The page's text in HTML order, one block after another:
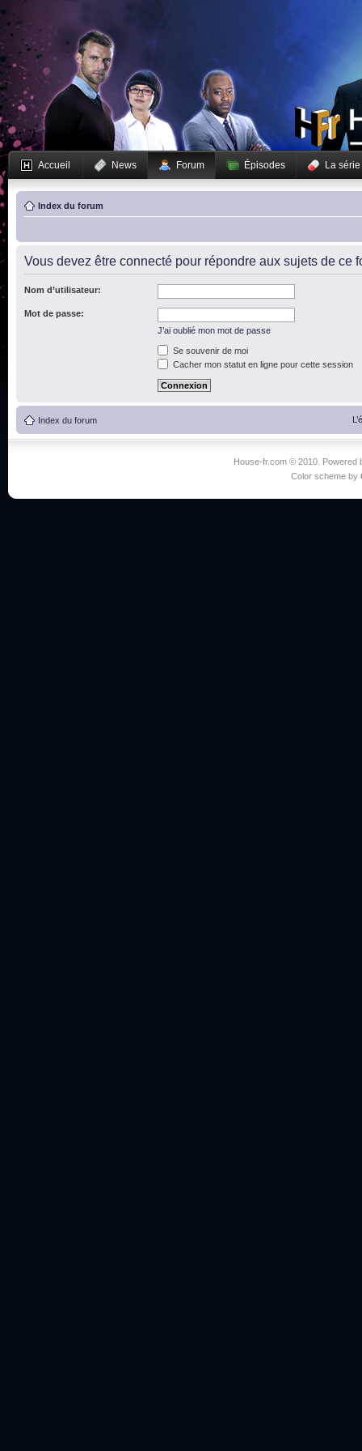
Accueil News Forum Épisodes La série
Index du forum
Vous devez être connecté pour répondre aux sujets de ce
Nom d’utilisateur:
Mot de passe:
J’ai oublié mon mot de passe
Se souvenir de moi
Cacher mon statut en ligne pour cette session
Index du forum
House-fr.com © 2010. Powered
Color scheme by